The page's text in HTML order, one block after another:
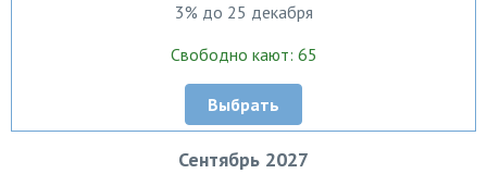
3% до 25 декабря
Свободно кают: 65
Выбрать
Сентябрь 2027